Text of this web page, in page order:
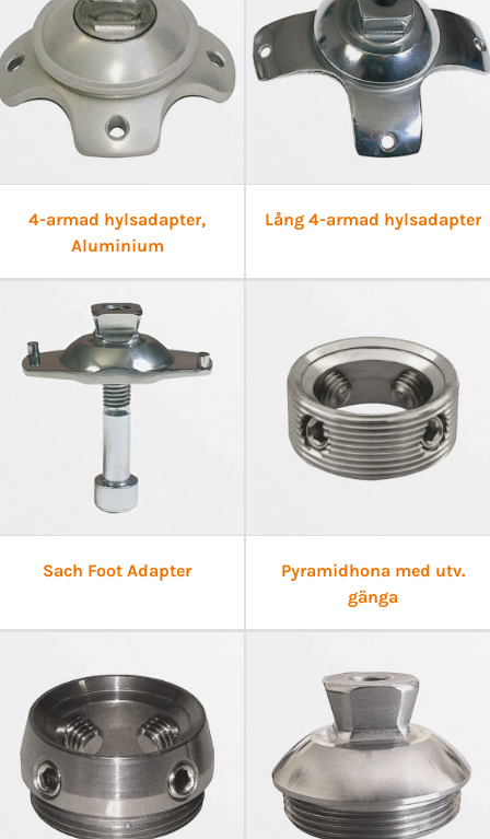
4-armad hylsadapter,
Aluminium
Lång 4-armad hylsadapter
Sach Foot Adapter
Pyramidhona med utv.
gänga